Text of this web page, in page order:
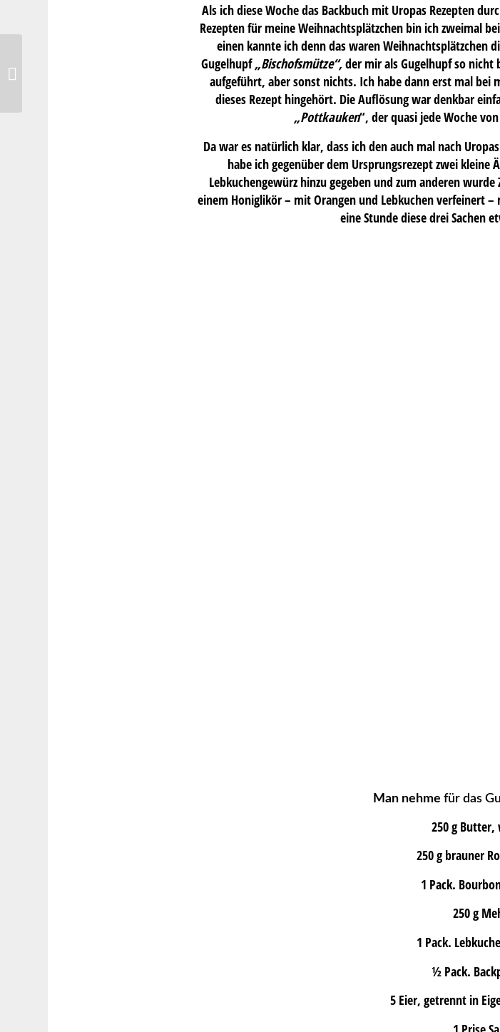
Als ich diese Woche das Backbuch mit Uropas Rezepten
Rezepten für meine Weihnachtsplätzchen bin ich zweimal
einen kannte ich denn das waren Weihnachtsplätzchen
Gugelhupf„Bischofsmütze“,der mir als Gugelhupf so
aufgeführt, aber sonst nichts. Ich habe dann erst mal
dieses Rezept hingehört. Die Auflösung war denkbar
„Pottkauken“, der quasi jede Woche
Da war es natürlich klar, dass ich den auch mal nach
habe ich gegenüber dem Ursprungsrezept zwei
Lebkuchengewürz hinzu gegeben und zum anderen
einem Honiglikör – mit Orangen und Lebkuchen verfeinert
eine Stunde diese drei Sachen
Man nehme für das
250 g Butter,
250 g brauner
1 Pack.
250 g
1 Pack.
½ Pack.
5 Eier, getrennt in